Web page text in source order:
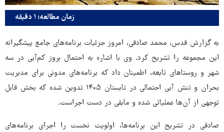
زمان مطالعه: ۱ دقیقه
به گزارش قدس، محمد صادقی، امروز جزئیات برنامه‌های جامع پیشگیرانه
این مجموعه را تشریح کرد. وی با اشاره به احتمال بروز کم‌آبی در سه
شهر و روستاهای تابعه، اطمینان داد که برنامه‌های مدونی برای مدیریت
بحران و تنش آبی احتمالی در تابستان ۱۴۰۵ تدوین شده که بخش قابل
توجهی از آن‌ها عملیاتی شده و مابقی در دست اجراست.
صادقی در تشریح این برنامه‌ها، اولویت نخست را اجرای برنامه‌های